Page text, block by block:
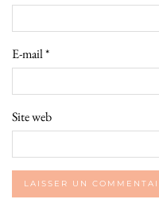
E-mail*
Site web